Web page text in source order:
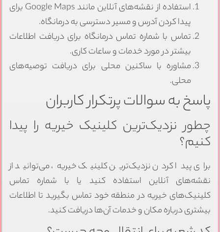
استفاده از نقشه‌های آنلاین مانند Google Maps برای
پیدا کردن آدرس و مسیر دسترسی به درمانگاه.
تماس با شماره تماس درمانگاه برای دریافت اطلاعات
بیشتر در مورد خدمات و ساعات کاری.
مشاوره با ساکنین محلی برای دریافت توصیه‌های
محلی.
پاسخ به سوالات پرتکرار کاربران
چطور نزدیک‌ترین کلینیک خیریه را پیدا
کنیم؟
برای پیدا کردن نزدیک‌ترین کلینیک خیریه، می‌توانید از
نقشه‌های آنلاین استفاده کنید یا با شماره تماس
کلینیک‌های خیریه در منطقه خود تماس بگیرید تا اطلاعات
بیشتری درباره مکان و خدمات آن‌ها دریافت کنید.